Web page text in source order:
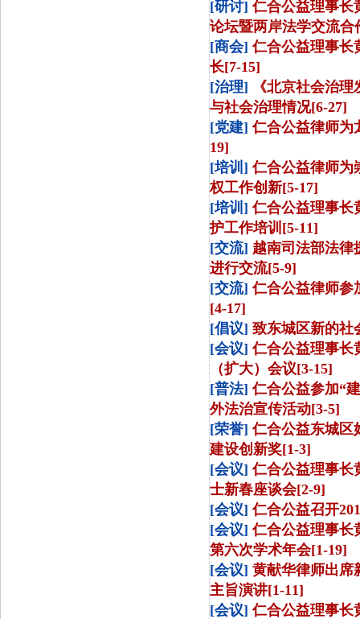
[研讨] 仁合公益理事长
论坛暨两岸法学交流合
[商会] 仁合公益理事长
长[7-15]
[治理]
《北京社会治
与社会治理情况[6-27]
[党建] 仁合公益律师为
19]
[培训] 仁合公益律师为
权工作创新[5-17]
[培训] 仁合公益理事长
护工作培训[5-11]
[交流] 越南司法部法律
进行交流[5-9]
[交流] 仁合公益律师参
[4-17]
[倡议] 致东城区新的社
[会议] 仁合公益理事长
（扩大）会议[3-15]
[普法] 仁合公益参加“
外法治宣传活动[3-5]
[荣誉] 仁合公益东城区
建设创新奖[1-3]
[会议] 仁合公益理事长
士新春座谈会[2-9]
[会议] 仁合公益召开
[会议] 仁合公益理事长
第六次学术年会[1-19]
[会议] 黄献华律师出席
主旨演讲[1-11]
[会议] 仁合公益理事长